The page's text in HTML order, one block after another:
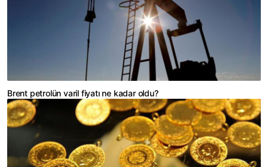
Brent petrolün varil fiyatı ne kadar oldu?